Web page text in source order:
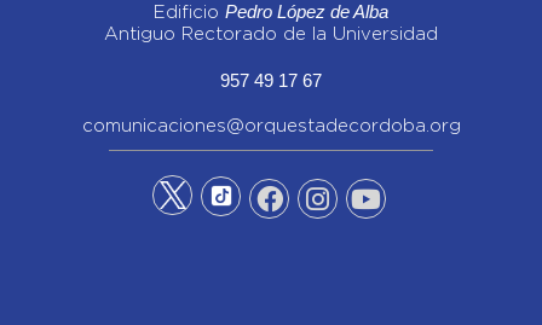
Edificio Pedro López de Alba
Antiguo Rectorado de la Universidad
957 49 17 67
comunicaciones@orquestadecordoba.org